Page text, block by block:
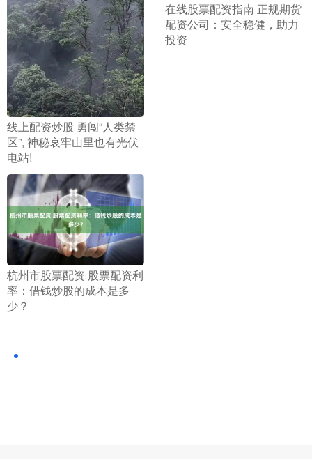
​线上配资炒股 勇闯“人类禁
区”, 神秘哀牢山里也有光伏
电站!
​在线股票配资指南 正规期货
配资公司：安全稳健，助力
投资
​杭州市股票配资 股票配资利
率：借钱炒股的成本是多
少？